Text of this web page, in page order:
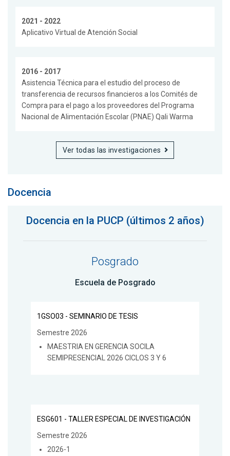
2021 - 2022
Aplicativo Virtual de Atención Social
2016 - 2017
Asistencia Técnica para el estudio del proceso de
transferencia de recursos financieros a los Comités de
Compra para el pago a los proveedores del Programa
Nacional de Alimentación Escolar (PNAE) Qali Warma
Ver todas las investigaciones
Docencia
Docencia en la PUCP (últimos 2 años)
Posgrado
Escuela de Posgrado
1GSO03 - SEMINARIO DE TESIS
Semestre 2026
MAESTRIA EN GERENCIA SOCILA
SEMIPRESENCIAL 2026 CICLOS 3 Y 6
ESG601 - TALLER ESPECIAL DE INVESTIGACIÓN
Semestre 2026
2026-1